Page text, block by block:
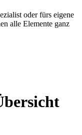
oder fürs eigene
alle Elemente ganz